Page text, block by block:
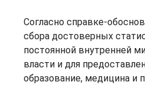
Согласно справке-
сбора достоверных
постоянной внутренней
власти и для
образование, медицина и